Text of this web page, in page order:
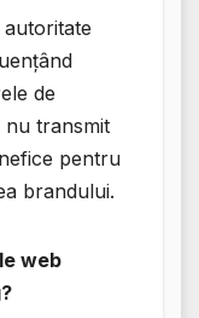
de
nu transmit
pentru
brandului.
web